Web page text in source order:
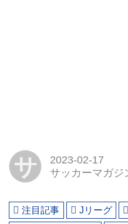
サ
2023-02-17
サッカーマガジ
注目記事 Jリーグ